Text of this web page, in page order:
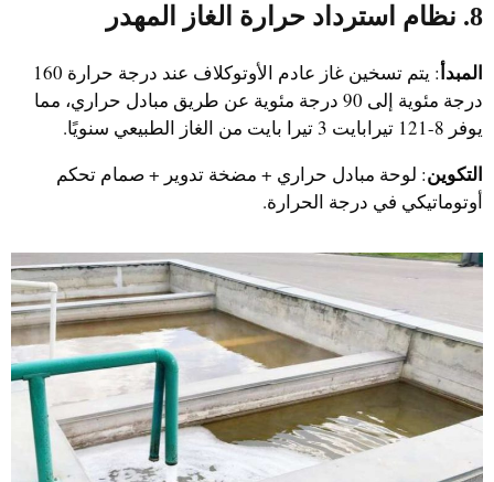
8. نظام استرداد حرارة الغاز المهدر
المبدأ
: يتم تسخين غاز عادم الأوتوكلاف عند درجة حرارة 160
درجة مئوية إلى 90 درجة مئوية عن طريق مبادل حراري، مما
يوفر 8-121 تيرابايت 3 تيرا بايت من الغاز الطبيعي سنويًا.
التكوين: لوحة مبادل حراري + مضخة تدوير + صمام تحكم
أوتوماتيكي في درجة الحرارة.